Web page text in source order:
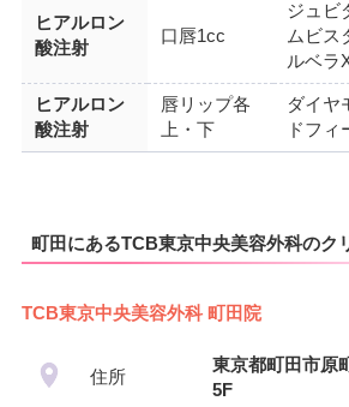
ヒアルロン
酸注射
口唇1cc
ジュビ
ムビス
ルベラ
ヒアルロン
酸注射
唇リップ各
上・下
ダイヤ
ドフィ
町田にあるTCB東京中央美容外科のク
TCB東京中央美容外科 町田院
住所
東京都町田市原
5F